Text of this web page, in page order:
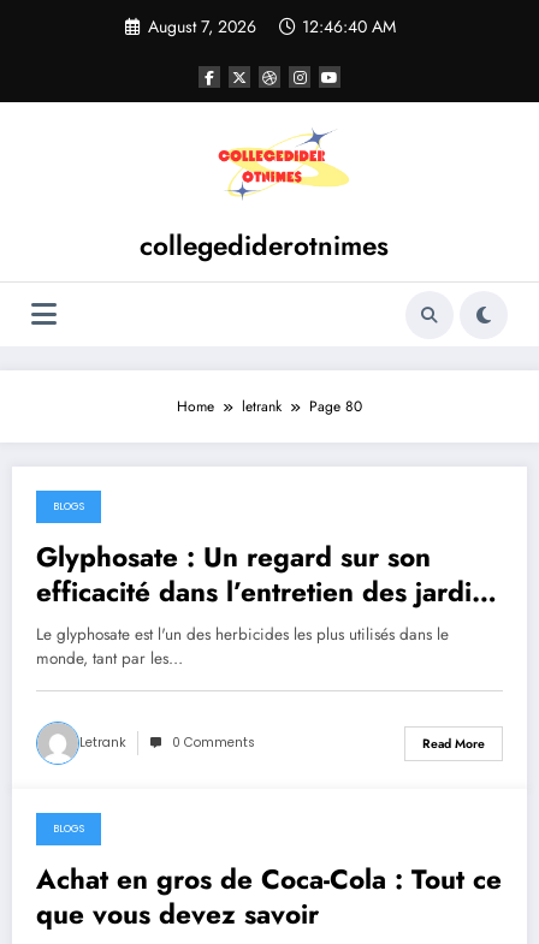
August 7, 2026 12:46:41 AM
collegediderotnimes
Home letrank Page 80
October 17, 2024
BLOGS
Glyphosate : Un regard sur son
efficacité dans l’entretien des jardins
et des cultures
Le glyphosate est l'un des herbicides les plus utilisés dans le
monde, tant par les…
Letrank 0 Comments Read More
October 16, 2024
BLOGS
Achat en gros de Coca-Cola : Tout ce
que vous devez savoir